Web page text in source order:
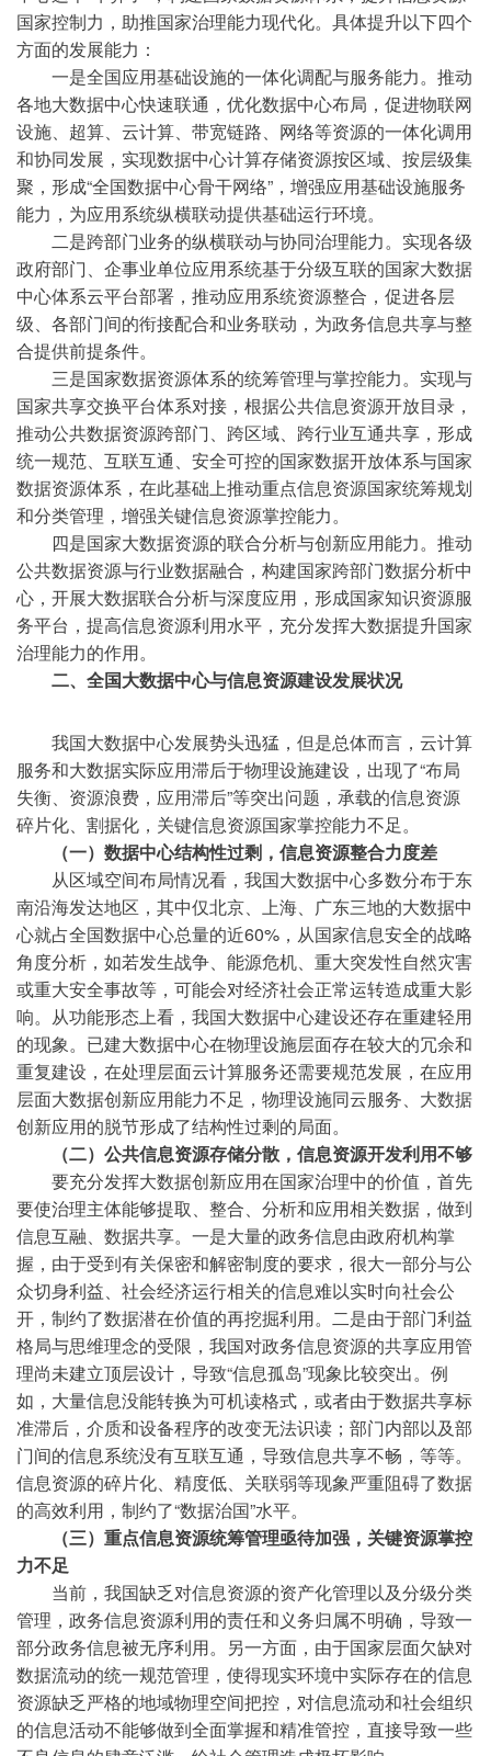
国家控制力，助推国家治理能力现代化。具体提升以下四个
方面的发展能力：
一是全国应用基础设施的一体化调配与服务能力。推动
各地大数据中心快速联通，优化数据中心布局，促进物联网
设施、超算、云计算、带宽链路、网络等资源的一体化调用
和协同发展，实现数据中心计算存储资源按区域、按层级集
聚，形成“全国数据中心骨干网络”，增强应用基础设施服务
能力，为应用系统纵横联动提供基础运行环境。
二是跨部门业务的纵横联动与协同治理能力。实现各级
政府部门、企事业单位应用系统基于分级互联的国家大数据
中心体系云平台部署，推动应用系统资源整合，促进各层
级、各部门间的衔接配合和业务联动，为政务信息共享与整
合提供前提条件。
三是国家数据资源体系的统筹管理与掌控能力。实现与
国家共享交换平台体系对接，根据公共信息资源开放目录，
推动公共数据资源跨部门、跨区域、跨行业互通共享，形成
统一规范、互联互通、安全可控的国家数据开放体系与国家
数据资源体系，在此基础上推动重点信息资源国家统筹规划
和分类管理，增强关键信息资源掌控能力。
四是国家大数据资源的联合分析与创新应用能力。推动
公共数据资源与行业数据融合，构建国家跨部门数据分析中
心，开展大数据联合分析与深度应用，形成国家知识资源服
务平台，提高信息资源利用水平，充分发挥大数据提升国家
治理能力的作用。
二、全国大数据中心与信息资源建设发展状况
我国大数据中心发展势头迅猛，但是总体而言，云计算
服务和大数据实际应用滞后于物理设施建设，出现了“布局
失衡、资源浪费，应用滞后”等突出问题，承载的信息资源
碎片化、割据化，关键信息资源国家掌控能力不足。
（一）数据中心结构性过剩，信息资源整合力度差
从区域空间布局情况看，我国大数据中心多数分布于东
南沿海发达地区，其中仅北京、上海、广东三地的大数据中
心就占全国数据中心总量的近60%，从国家信息安全的战略
角度分析，如若发生战争、能源危机、重大突发性自然灾害
或重大安全事故等，可能会对经济社会正常运转造成重大影
响。从功能形态上看，我国大数据中心建设还存在重建轻用
的现象。已建大数据中心在物理设施层面存在较大的冗余和
重复建设，在处理层面云计算服务还需要规范发展，在应用
层面大数据创新应用能力不足，物理设施同云服务、大数据
创新应用的脱节形成了结构性过剩的局面。
（二）公共信息资源存储分散，信息资源开发利用不够
要充分发挥大数据创新应用在国家治理中的价值，首先
要使治理主体能够提取、整合、分析和应用相关数据，做到
信息互融、数据共享。一是大量的政务信息由政府机构掌
握，由于受到有关保密和解密制度的要求，很大一部分与公
众切身利益、社会经济运行相关的信息难以实时向社会公
开，制约了数据潜在价值的再挖掘利用。二是由于部门利益
格局与思维理念的受限，我国对政务信息资源的共享应用管
理尚未建立顶层设计，导致“信息孤岛”现象比较突出。例
如，大量信息没能转换为可机读格式，或者由于数据共享标
准滞后，介质和设备程序的改变无法识读；部门内部以及部
门间的信息系统没有互联互通，导致信息共享不畅，等等。
信息资源的碎片化、精度低、关联弱等现象严重阻碍了数据
的高效利用，制约了“数据治国”水平。
（三）重点信息资源统筹管理亟待加强，关键资源掌控
力不足
当前，我国缺乏对信息资源的资产化管理以及分级分类
管理，政务信息资源利用的责任和义务归属不明确，导致一
部分政务信息被无序利用。另一方面，由于国家层面欠缺对
数据流动的统一规范管理，使得现实环境中实际存在的信息
资源缺乏严格的地域物理空间把控，对信息流动和社会组织
的信息活动不能够做到全面掌握和精准管控，直接导致一些